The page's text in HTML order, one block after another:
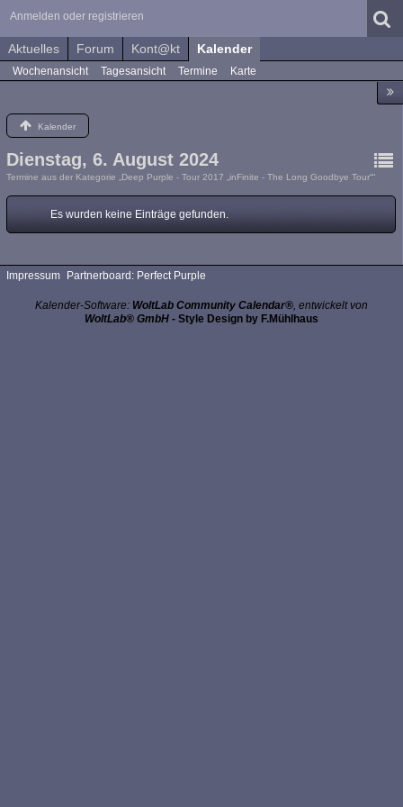
Anmelden oder registrieren
Aktuelles Forum Kont@kt Kalender
Wochenansicht Tagesansicht Termine Karte
Kalender
Dienstag, 6. August 2024
Termine aus der Kategorie „Deep Purple - Tour 2017 „inFinite - The Long Goodbye Tour““
Es wurden keine Einträge gefunden.
Impressum Partnerboard: Perfect Purple
Kalender-Software: WoltLab Community Calendar®, entwickelt von
WoltLab® GmbH